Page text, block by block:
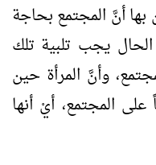
بها أنَّ المجتمع بحاجة
يجب تلبية تلك
وأنَّ المرأة حين
المجتمع، أيْ أنها